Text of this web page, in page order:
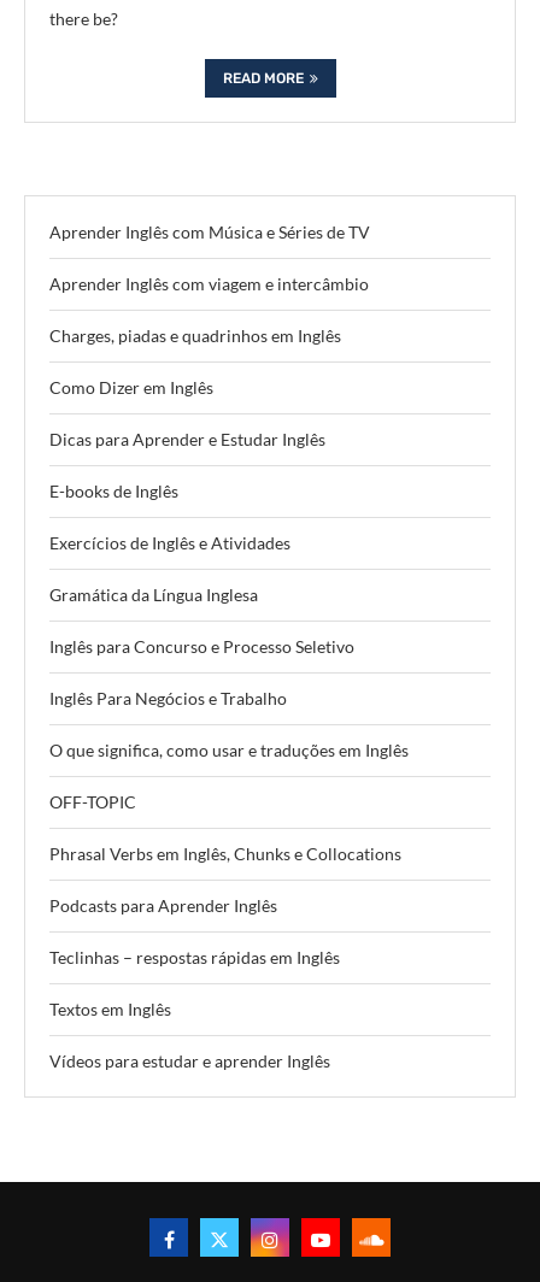
there be?
READ MORE
Aprender Inglês com Música e Séries de TV
Aprender Inglês com viagem e intercâmbio
Charges, piadas e quadrinhos em Inglês
Como Dizer em Inglês
Dicas para Aprender e Estudar Inglês
E-books de Inglês
Exercícios de Inglês e Atividades
Gramática da Língua Inglesa
Inglês para Concurso e Processo Seletivo
Inglês Para Negócios e Trabalho
O que significa, como usar e traduções em Inglês
OFF-TOPIC
Phrasal Verbs em Inglês, Chunks e Collocations
Podcasts para Aprender Inglês
Teclinhas – respostas rápidas em Inglês
Textos em Inglês
Vídeos para estudar e aprender Inglês